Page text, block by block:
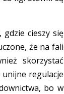
gdzie cieszy się
że na fali
skorzystać
unijne regulacje
bo w